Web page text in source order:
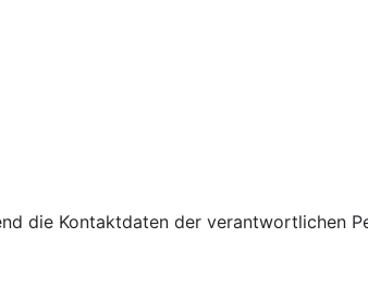
die Kontaktdaten der verantwortlichen